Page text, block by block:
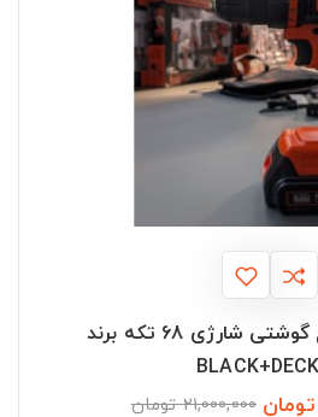
ست دریل و پیچ گوشتی شارژی 68 تکه برند
21,000,000 تومان